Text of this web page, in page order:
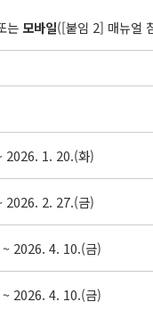
는 모바일([붙임 2] 매뉴얼
2026. 1. 20.(화)
2026. 2. 27.(금)
2026. 4. 10.(금)
2026. 4. 10.(금)